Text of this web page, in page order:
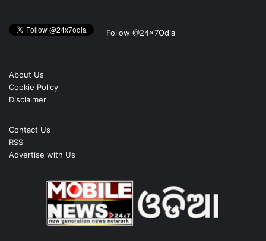
Follow @24x7Odia
About Us
Cookie Policy
Disclaimer
Contact Us
RSS
Advertise with Us